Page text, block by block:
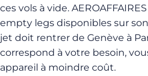
ces vols à vide.
empty legs disponibles sur
jet doit rentrer de Genève à
correspond à votre besoin,
appareil à moindre coût.